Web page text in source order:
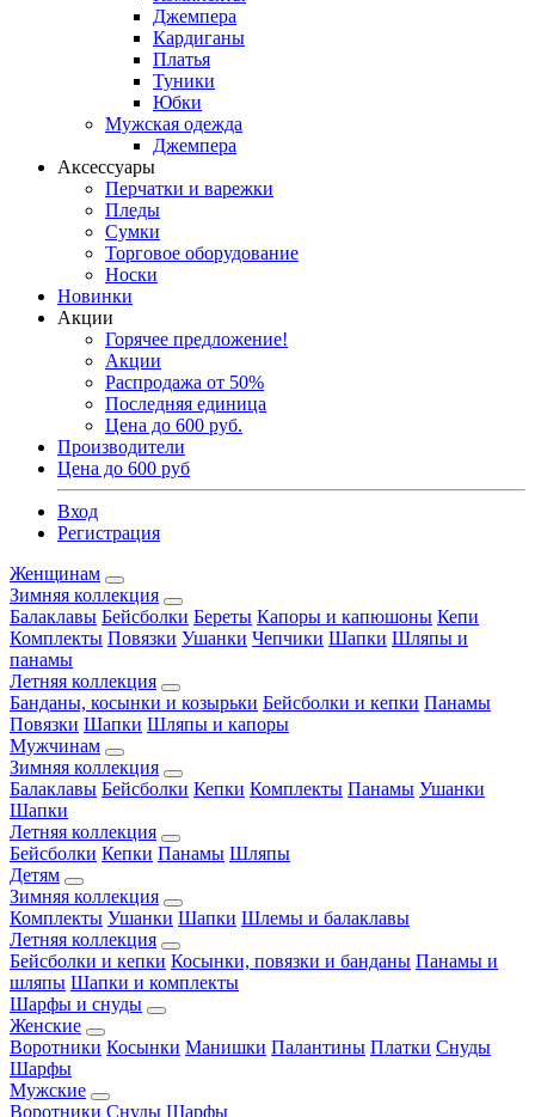
Джемпера
Кардиганы
Платья
Туники
Юбки
Мужская одежда
Джемпера
Аксессуары
Перчатки и варежки
Пледы
Сумки
Торговое оборудование
Носки
Новинки
Акции
Горячее предложение!
Акции
Распродажа от 50%
Последняя единица
Цена до 600 руб.
Производители
Цена до 600 руб
Вход
Регистрация
Женщинам
Зимняя коллекция
Балаклавы Бейсболки Береты Капоры и капюшоны Кепи
Комплекты Повязки Ушанки Чепчики Шапки Шляпы и
панамы
Летняя коллекция
Банданы, косынки и козырьки Бейсболки и кепки Панамы
Повязки Шапки Шляпы и капоры
Мужчинам
Зимняя коллекция
Балаклавы Бейсболки Кепки Комплекты Панамы Ушанки
Шапки
Летняя коллекция
Бейсболки Кепки Панамы Шляпы
Детям
Зимняя коллекция
Комплекты Ушанки Шапки Шлемы и балаклавы
Летняя коллекция
Бейсболки и кепки Косынки, повязки и банданы Панамы и
шляпы Шапки и комплекты
Шарфы и снуды
Женские
Воротники Косынки Манишки Палантины Платки Снуды
Шарфы
Мужские
Воротники Снуды Шарфы